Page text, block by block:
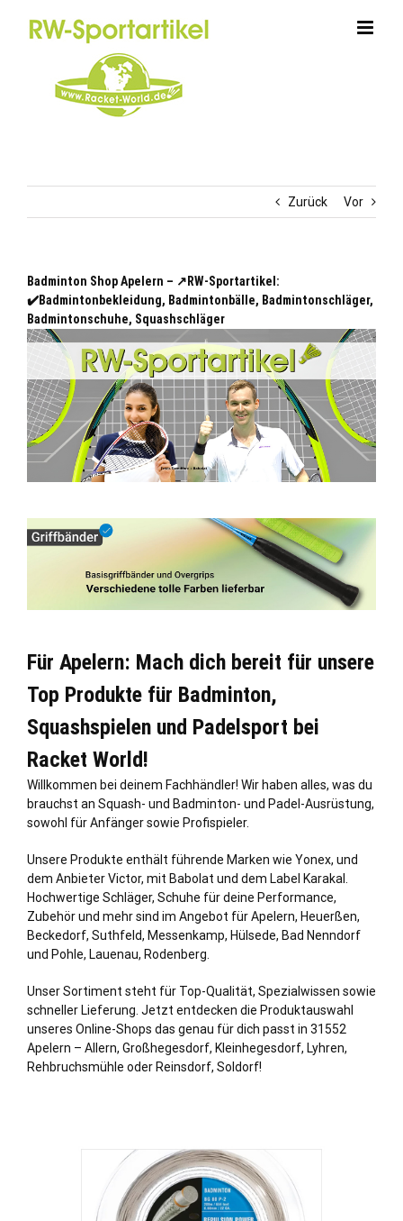
Zurück Vor
Badminton Shop Apelern – ↗️RW-Sportartikel:
✔️Badmintonbekleidung, Badmintonbälle, Badmintonschläger,
Badmintonschuhe, Squashschläger
Für Apelern: Mach dich bereit für unsere
Top Produkte für Badminton,
Squashspielen und Padelsport bei
Racket World!
Willkommen bei deinem Fachhändler! Wir haben alles, was du
brauchst an Squash- und Badminton- und Padel-Ausrüstung,
sowohl für Anfänger sowie Profispieler.
Unsere Produkte enthält führende Marken wie Yonex, und
dem Anbieter Victor, mit Babolat und dem Label Karakal.
Hochwertige Schläger, Schuhe für deine Performance,
Zubehör und mehr sind im Angebot für Apelern, Heuerßen,
Beckedorf, Suthfeld, Messenkamp, Hülsede, Bad Nenndorf
und Pohle, Lauenau, Rodenberg.
Unser Sortiment steht für Top-Qualität, Spezialwissen sowie
schneller Lieferung. Jetzt entdecken die Produktauswahl
unseres Online-Shops das genau für dich passt in 31552
Apelern – Allern, Großhegesdorf, Kleinhegesdorf, Lyhren,
Rehbruchsmühle oder Reinsdorf, Soldorf!